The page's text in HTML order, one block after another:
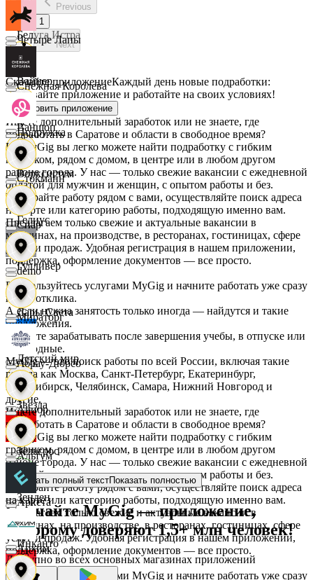
Белуга Истра
Вайнер
Ваншоп
Ворксистем
Гелиус
Гулливер
Дары Света
Детский мир
Звезда
Зельгрос
Зенден
Инканто
Четыре Лапы
Снежная Королева
Подружка
Стокманн
Cпар
demo
Мираторг
Абрау-Дюрсо
Авиор
Альтум
Аркета
Архим
Previous
1
Next
Скачайте приложениеКаждый день новые подработки:
скачивайте приложение и работайте на своих условиях!
Установить приложение
Ищете дополнительный заработок или не знаете, где
подработать в Саратове и области в свободное время?
На MyGig вы легко можете найти подработку с гибким
графиком, рядом с домом, в центре или в любом другом
районе города. У нас — только свежие вакансии с ежедневной
оплатой для мужчин и женщин, с опытом работы и без.
Выбирайте работу рядом с вами, осуществляйте поиск адреса
на карте или категорию работы, подходящую именно вам.
Предлагаем только свежие и актуальные вакансии в
магазинах, на производстве, в ресторанах, гостиницах, сфере
услуг и продаж. Удобная регистрация в нашем приложении,
поддержка, оформление документов — все просто.
Воспользуйтесь услугами MyGig и начните работать уже сразу
после отклика.
А если нужна занятость только иногда — найдутся и такие
предложения.
Начните зарабатывать после завершения учебы, в отпуске или
в выходные.
MyGig — это поиск работы по всей России, включая такие
города как Москва, Санкт-Петербург, Екатеринбург,
Новосибирск, Челябинск, Самара, Нижний Новгород и
другие.
Ищете дополнительный заработок или не знаете, где
подработать в Саратове и области в свободное время?
На MyGig вы легко можете найти подработку с гибким
графиком, рядом с домом, в центре или в любом другом
районе города. У нас — только свежие вакансии с ежедневной
оплатой для мужчин и женщин, с опытом работы и без.
Выбирайте работу рядом с вами, осуществляйте поиск адреса
на карте или категорию работы, подходящую именно вам.
Предлагаем только свежие и актуальные вакансии в
магазинах, на производстве, в ресторанах, гостиницах, сфере
услуг и продаж. Удобная регистрация в нашем приложении,
поддержка, оформление документов — все просто.
Воспользуйтесь услугами MyGig и начните работать уже сразу
Показать полный текстПоказать полностью
Скачайте MyGig — приложение,
которому доверяют 1,5+ млн человек!
Доступно во всех основных магазинах приложений